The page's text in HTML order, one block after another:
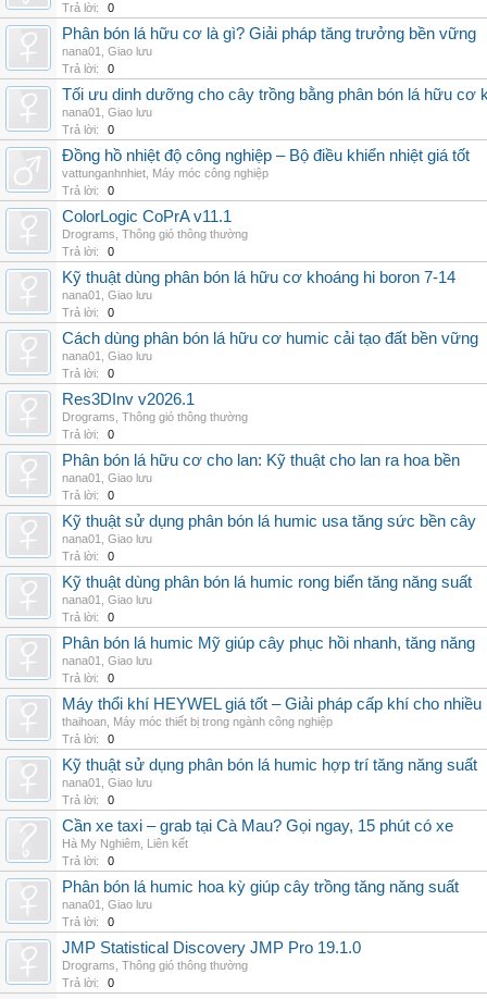
Trả lời:
0
Phân bón lá hữu cơ là gì? Giải pháp tăng trưởng bền vững
nana01
Giao lưu
Trả lời:
0
Tối ưu dinh dưỡng cho cây trồng bằng phân bón lá hữu cơ
nana01
Giao lưu
Trả lời:
0
Đồng hồ nhiệt độ công nghiệp – Bộ điều khiển nhiệt giá tốt
vattunganhnhiet Máy móc công nghiệp
Trả lời:
0
ColorLogic CoPrA v11.1
Drograms Thông gió thông thường
Trả lời:
0
Kỹ thuật dùng phân bón lá hữu cơ khoáng hi boron 7-14
nana01
Giao lưu
Trả lời:
0
Cách dùng phân bón lá hữu cơ humic cải tạo đất bền vững
nana01
Giao lưu
Trả lời:
0
Res3DInv v2026.1
Drograms Thông gió thông thường
Trả lời:
0
Phân bón lá hữu cơ cho lan: Kỹ thuật cho lan ra hoa bền
nana01
Giao lưu
Trả lời:
0
Kỹ thuật sử dụng phân bón lá humic usa tăng sức bền cây
nana01
Giao lưu
Trả lời:
0
Kỹ thuật dùng phân bón lá humic rong biển tăng năng suất
nana01
Giao lưu
Trả lời:
0
Phân bón lá humic Mỹ giúp cây phục hồi nhanh, tăng năng
nana01
Giao lưu
Trả lời:
0
Máy thổi khí HEYWEL giá tốt – Giải pháp cấp khí cho
thaihoan Máy móc thiết bị trong ngành công nghiệp
Trả lời:
0
Kỹ thuật sử dụng phân bón lá humic hợp trí tăng năng suất
nana01
Giao lưu
Trả lời:
0
Cần xe taxi – grab tại Cà Mau? Gọi ngay, 15 phút có xe
Hà My Nghiêm Liên kết
Trả lời:
0
Phân bón lá humic hoa kỳ giúp cây trồng tăng năng suất
nana01
Giao lưu
Trả lời:
0
JMP Statistical Discovery JMP Pro 19.1.0
Drograms Thông gió thông thường
Trả lời:
0